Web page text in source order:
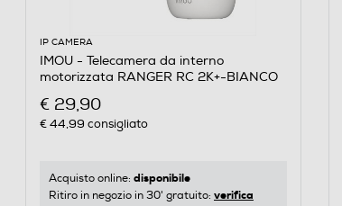
IP CAMERA
IMOU - Telecamera da interno
motorizzata RANGER RC 2K+-BIANCO
€ 29,90
€ 44,99 consigliato
Acquisto online: disponibile
Ritiro in negozio in 30' gratuito: verifica